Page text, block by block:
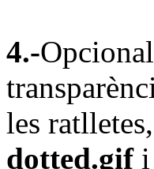
4.-
les
dotted.gifi